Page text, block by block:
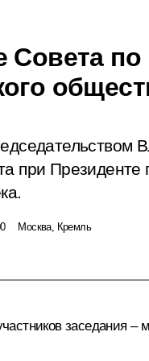
Совета
при Президенте
Москва, Кремль
заседания –